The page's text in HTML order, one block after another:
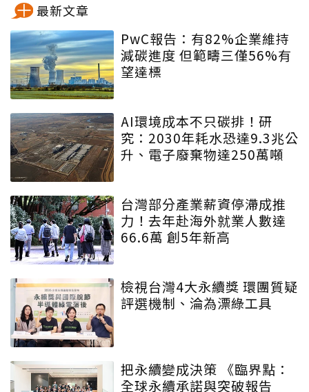
最新文章
PwC報告：有82%企業維持
減碳進度 但範疇三僅56%有
望達標
AI環境成本不只碳排！研
究：2030年耗水恐達9.3兆公
升、電子廢棄物達250萬噸
台灣部分產業薪資停滯成推
力！去年赴海外就業人數達
66.6萬 創5年新高
檢視台灣4大永續獎 環團質疑
評選機制、淪為漂綠工具
把永續變成決策 《臨界點：
全球永續承諾與突破報告